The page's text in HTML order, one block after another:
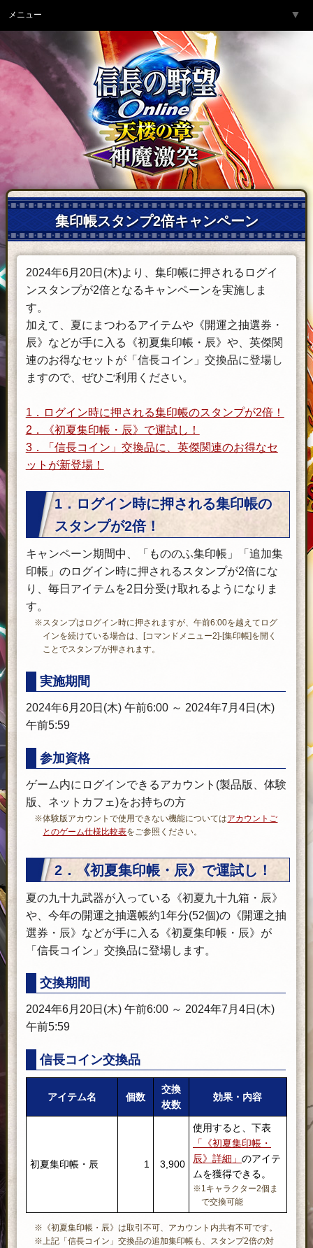
メニュー ▼
トップページ
ゲーム紹介
サービス
コミュニティ
ネットカフェ ▼
集印帳スタンプ2倍キャンペーン
2024年6月20日(木)より、集印帳に押されるログイ
ンスタンプが2倍となるキャンペーンを実施しま
す。
加えて、夏にまつわるアイテムや《開運之抽選券・
辰》などが手に入る《初夏集印帳・辰》や、英傑関
連のお得なセットが「信長コイン」交換品に登場し
ますので、ぜひご利用ください。
1．ログイン時に押される集印帳のスタンプが2倍！
2．《初夏集印帳・辰》で運試し！
3．「信長コイン」交換品に、英傑関連のお得なセ
ットが新登場！
1．ログイン時に押される集印帳の
スタンプが2倍！
キャンペーン期間中、「もののふ集印帳」「追加集
印帳」のログイン時に押されるスタンプが2倍にな
り、毎日アイテムを2日分受け取れるようになりま
す。
※スタンプはログイン時に押されますが、午前6:00を越えてログ
インを続けている場合は、[コマンドメニュー2]-[集印帳]を開く
ことでスタンプが押されます。
実施期間
2024年6月20日(木) 午前6:00 ～ 2024年7月4日(木)
午前5:59
参加資格
ゲーム内にログインできるアカウント(製品版、体験
版、ネットカフェ)をお持ちの方
※体験版アカウントで使用できない機能についてはアカウントご
とのゲーム仕様比較表をご参照ください。
2．《初夏集印帳・辰》で運試し！
夏の九十九武器が入っている《初夏九十九箱・辰》
や、今年の開運之抽選帳約1年分(52個)の《開運之抽
選券・辰》などが手に入る《初夏集印帳・辰》が
「信長コイン」交換品に登場します。
交換期間
2024年6月20日(木) 午前6:00 ～ 2024年7月4日(木)
午前5:59
信長コイン交換品
アイテム名 個数
交換
枚数
効果・内容
初夏集印帳・辰 1 3,900
使用すると、下表
「《初夏集印帳・
辰》詳細」 のアイテ
ムを獲得できる。
※1キャラクター2個ま
で交換可能
※《初夏集印帳・辰》は取引不可、アカウント内共有不可です。
※上記「信長コイン」交換品の追加集印帳も、スタンプ2倍の対